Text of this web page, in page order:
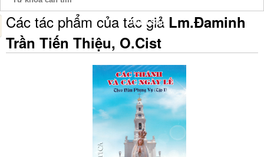
Phiếu Sách
Các tác phẩm của tác giả Lm.Đaminh
Trần Tiến Thiệu, O.Cist